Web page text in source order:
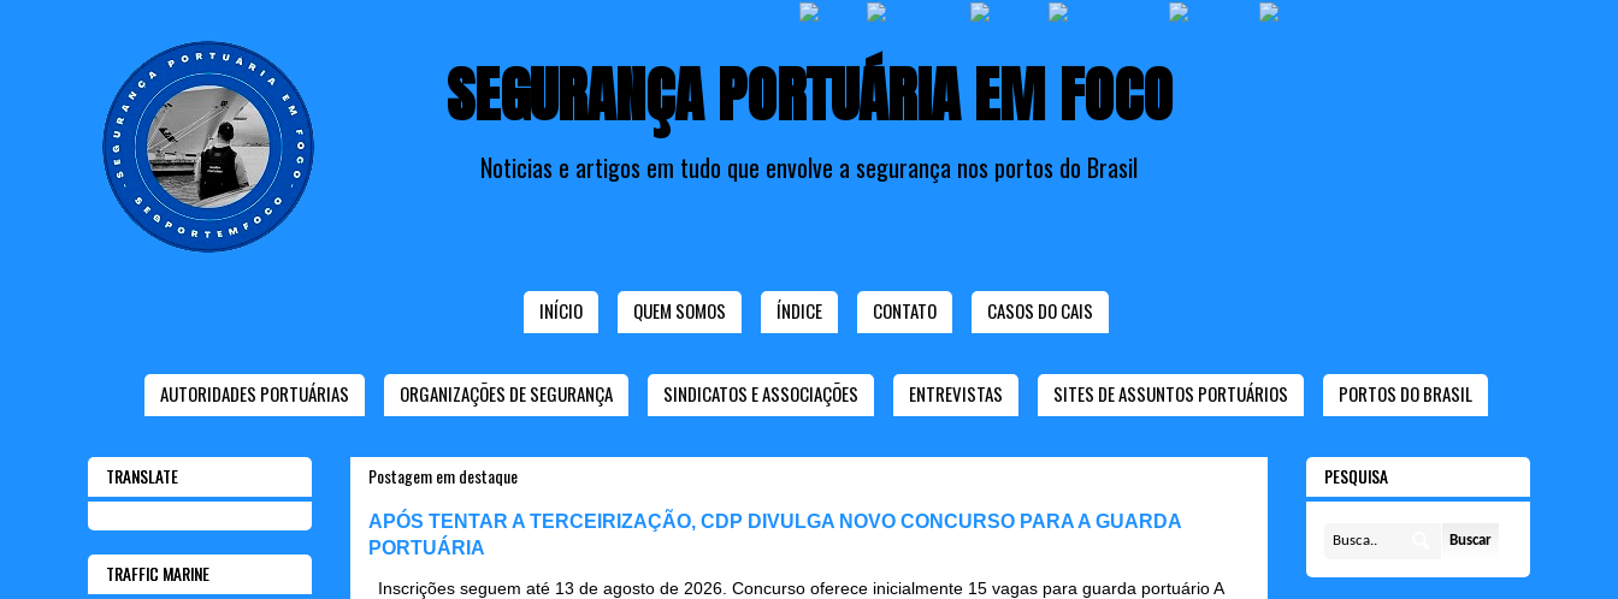
SEGURANÇA PORTUÁRIA EM FOCO
Noticias e artigos em tudo que envolve a segurança nos portos do Brasil
INÍCIO QUEM SOMOS ÍNDICE CONTATO CASOS DO CAIS
AUTORIDADES PORTUÁRIAS ORGANIZAÇÕES DE SEGURANÇA SINDICATOS E ASSOCIAÇÕES ENTREVISTAS SITES DE ASSUNTOS PORTUÁRIOS PORTOS DO BRASIL
Postagem em destaque
APÓS TENTAR A TERCEIRIZAÇÃO, CDP DIVULGA NOVO CONCURSO PARA A GUARDA
PORTUÁRIA
Inscrições seguem até 13 de agosto de 2026. Concurso oferece inicialmente 15 vagas para guarda portuário A
TRANSLATE
TRAFFIC MARINE
PESQUISA